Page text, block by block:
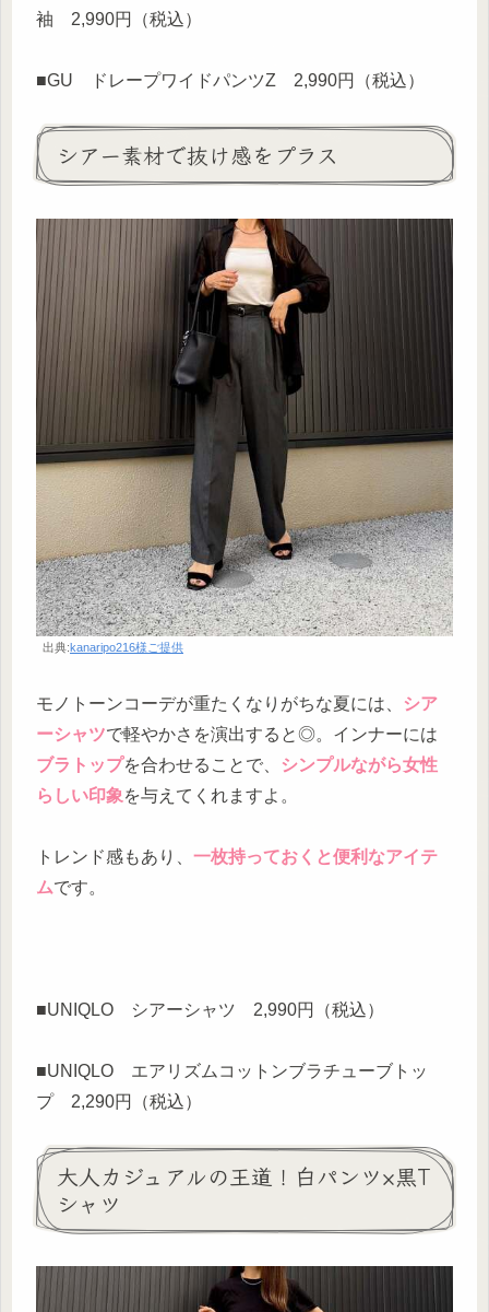
袖 2,990円（税込）
■GU ドレープワイドパンツZ 2,990円（税込）
シアー素材で抜け感をプラス
出典:kanaripo216様ご提供
モノトーンコーデが重たくなりがちな夏には、
シア
ーシャツで軽やかさを演出すると◎。インナーには
ブラトップを合わせることで、
シンプルながら女性
らしい印象 を与えてくれますよ。
トレンド感もあり、 一枚持っておくと便利なアイテ
ムです。
■UNIQLO シアーシャツ 2,990円（税込）
■UNIQLO エアリズムコットンブラチューブトッ
プ 2,290円（税込）
大人カジュアルの王道！白パンツ×黒T
シャツ